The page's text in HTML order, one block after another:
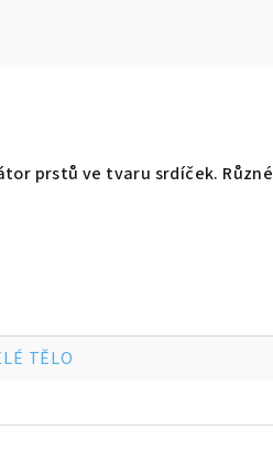
prstů ve tvaru srdíček. Různé
TĚLO